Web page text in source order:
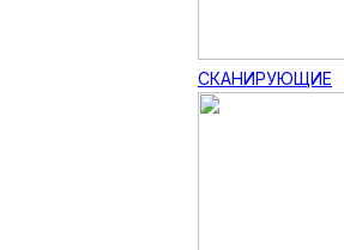
СКАНИРУЮЩИЕ